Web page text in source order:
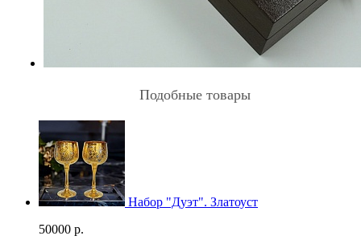
Подобные товары
Набор "Дуэт". Златоуст
50000 р.